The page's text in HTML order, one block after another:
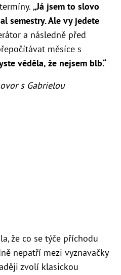
„Já jsem to slovo
semestry. Ale vy jedete
a následně před
měsíce s
věděla, že nejsem blb.“
s Gabrielou
že co se týče příchodu
nepatří mezi vyznavačky
zvolí klasickou